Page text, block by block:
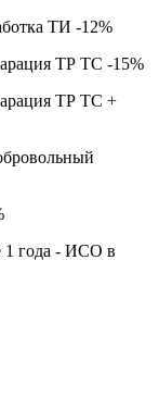
ТИ -12%
ТР ТС -15%
ТР ТС +
года - ИСО в